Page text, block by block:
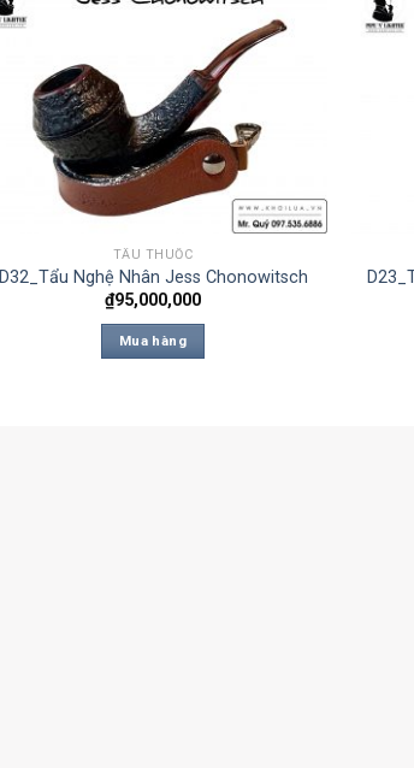
Add to
TẨU THUỐC
D32_Tẩu Nghệ Nhân Jess Chonowitsch
₫95,000,000
Mua hàng